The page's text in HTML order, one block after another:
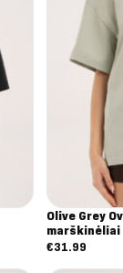
Olive Grey
marškinėliai
€31.99